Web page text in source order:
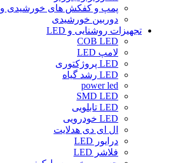
پمپ و کفکش های خورشیدی و DC
دوربین خورشیدی
تجهیزات روشنایی و LED
COB LED
لامپ LED
LED پروژکتوری
LED رشد گیاه
power led
SMD LED
LED تابلویی
LED خودرویی
ال ای دی هدلایت
درایور LED
فلاشر LED